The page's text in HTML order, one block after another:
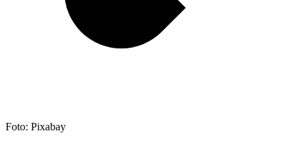
Foto: Pixabay